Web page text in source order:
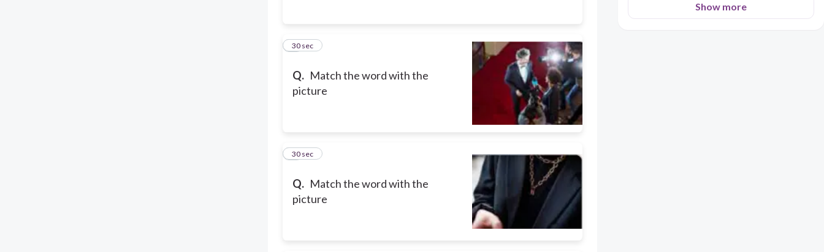
Q. Match the word with the
picture
7
30 sec
Q. Match the word with the
picture
8
30 sec
Show more